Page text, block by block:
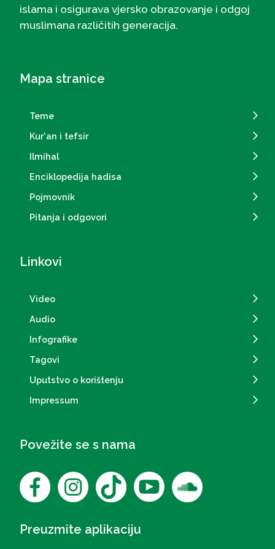
islama i osigurava vjersko obrazovanje i odgoj
muslimana različitih generacija.
Mapa stranice
Teme
Kur'an i tefsir
Ilmihal
Enciklopedija hadisa
Pojmovnik
Pitanja i odgovori
Linkovi
Video
Audio
Infografike
Tagovi
Uputstvo o korištenju
Impressum
Povežite se s nama
Preuzmite aplikaciju